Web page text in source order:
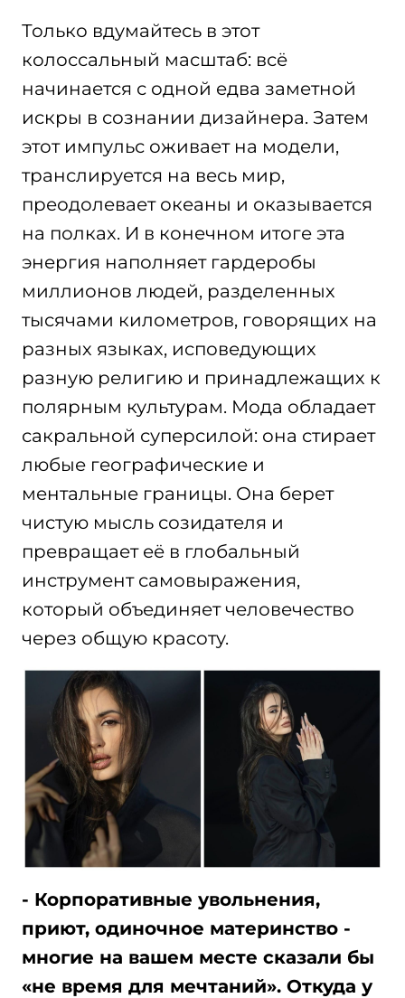
Только вдумайтесь в этот
колоссальный масштаб: всё
начинается с одной едва заметной
искры в сознании дизайнера. Затем
этот импульс оживает на модели,
транслируется на весь мир,
преодолевает океаны и оказывается
на полках. И в конечном итоге эта
энергия наполняет гардеробы
миллионов людей, разделенных
тысячами километров, говорящих на
разных языках, исповедующих
разную религию и принадлежащих к
полярным культурам. Мода обладает
сакральной суперсилой: она стирает
любые географические и
ментальные границы. Она берет
чистую мысль созидателя и
превращает её в глобальный
инструмент самовыражения,
который объединяет человечество
через общую красоту.
- Корпоративные увольнения,
приют, одиночное материнство -
многие на вашем месте сказали бы
«не время для мечтаний». Откуда у